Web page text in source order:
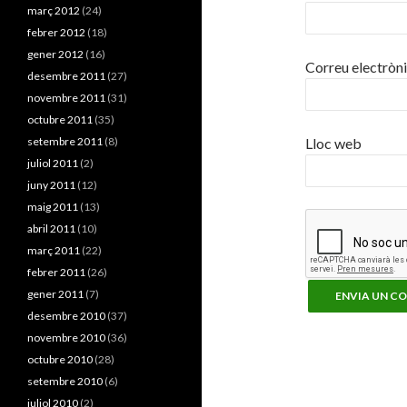
Correu
Lloc web
març 2012 (24)
febrer 2012 (18)
gener 2012 (16)
desembre 2011 (27)
novembre 2011 (31)
octubre 2011 (35)
setembre 2011 (8)
juliol 2011 (2)
juny 2011 (12)
maig 2011 (13)
abril 2011 (10)
març 2011 (22)
febrer 2011 (26)
gener 2011 (7)
desembre 2010 (37)
novembre 2010 (36)
octubre 2010 (28)
setembre 2010 (6)
juliol 2010 (2)